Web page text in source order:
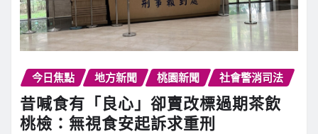
今日焦點 地方新聞 桃園新聞 社會警消司法
昔喊食有「良心」卻賣改標過期茶飲
桃檢：無視食安起訴求重刑